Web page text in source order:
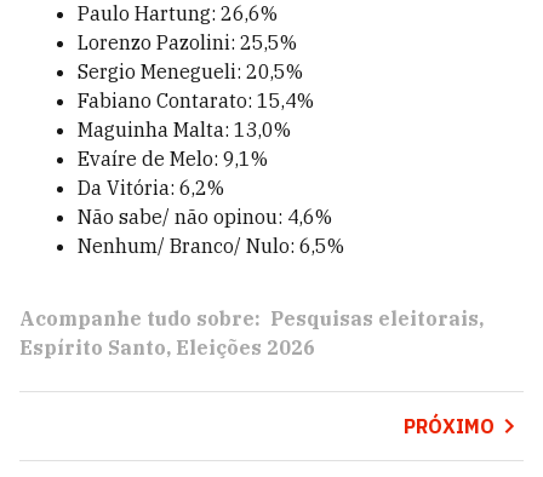
Paulo Hartung: 26,6%
Lorenzo Pazolini: 25,5%
Sergio Menegueli: 20,5%
Fabiano Contarato: 15,4%
Maguinha Malta: 13,0%
Evaíre de Melo: 9,1%
Da Vitória: 6,2%
Não sabe/ não opinou: 4,6%
Nenhum/ Branco/ Nulo: 6,5%
Acompanhe tudo sobre: Pesquisas eleitorais
Espírito Santo Eleições 2026
PRÓXIMO